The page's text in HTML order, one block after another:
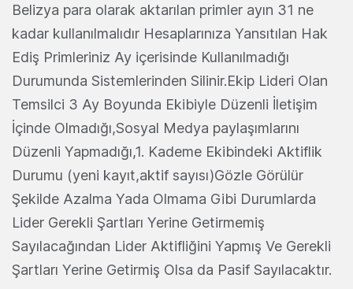
Belizya para olarak aktarılan primler ayın 31 ne
kadar kullanılmalıdır Hesaplarınıza Yansıtılan Hak
Ediş Primleriniz Ay içerisinde Kullanılmadığı
Durumunda Sistemlerinden Silinir.Ekip Lideri Olan
Temsilci 3 Ay Boyunda Ekibiyle Düzenli İletişim
İçinde Olmadığı,Sosyal Medya paylaşımlarını
Düzenli Yapmadığı,1. Kademe Ekibindeki Aktiflik
Durumu (yeni kayıt,aktif sayısı)Gözle Görülür
Şekilde Azalma Yada Olmama Gibi Durumlarda
Lider Gerekli Şartları Yerine Getirmemiş
Sayılacağından Lider Aktifliğini Yapmış Ve Gerekli
Şartları Yerine Getirmiş Olsa da Pasif Sayılacaktır.